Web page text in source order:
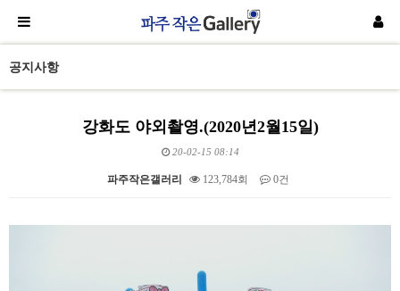
공지사항
강화도 야외촬영.(2020년2월15일)
20-02-15 08:14
파주작은갤러리 123,784회 0건
본문